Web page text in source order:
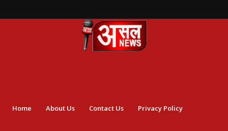
Home About Us Contact Us Privacy Policy